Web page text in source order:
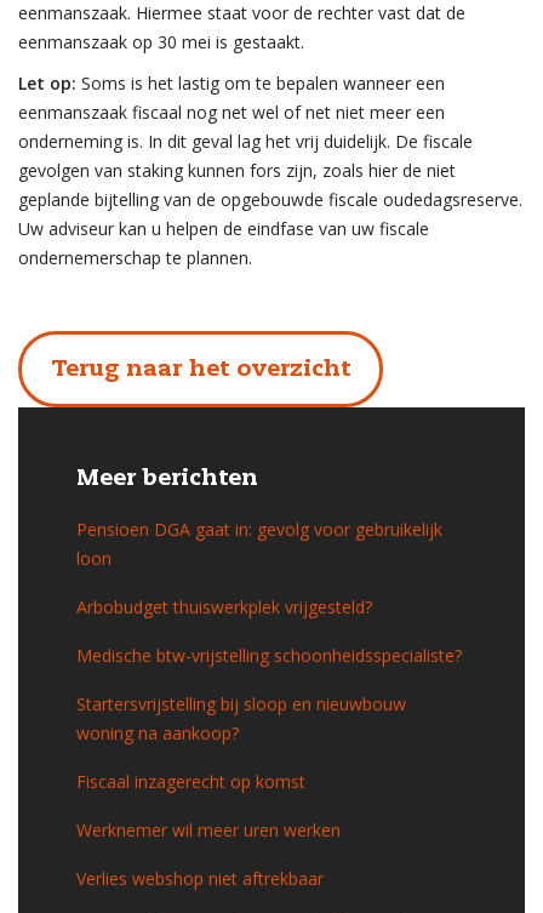
eenmanszaak. Hiermee staat voor de rechter vast dat de
eenmanszaak op 30 mei is gestaakt.
Let op: Soms is het lastig om te bepalen wanneer een
eenmanszaak fiscaal nog net wel of net niet meer een
onderneming is. In dit geval lag het vrij duidelijk. De fiscale
gevolgen van staking kunnen fors zijn, zoals hier de niet
geplande bijtelling van de opgebouwde fiscale oudedagsreserve.
Uw adviseur kan u helpen de eindfase van uw fiscale
ondernemerschap te plannen.
Terug naar het overzicht
Meer berichten
Pensioen DGA gaat in: gevolg voor gebruikelijk
loon
Arbobudget thuiswerkplek vrijgesteld?
Medische btw-vrijstelling schoonheidsspecialiste?
Startersvrijstelling bij sloop en nieuwbouw
woning na aankoop?
Fiscaal inzagerecht op komst
Werknemer wil meer uren werken
Verlies webshop niet aftrekbaar